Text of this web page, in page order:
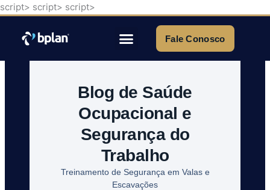
script> script> script>
Fale Conosco
Blog de Saúde
Ocupacional e
Segurança do
Trabalho
Treinamento de Segurança em Valas e
Escavações